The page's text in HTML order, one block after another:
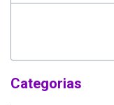
Categorias